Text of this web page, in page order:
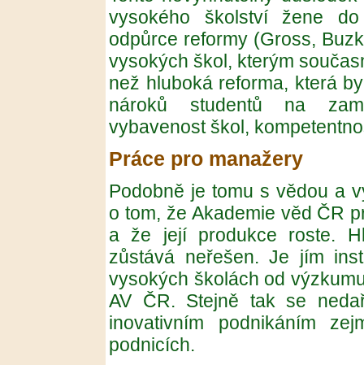
vysokého školství žene
odpůrce reformy (Gross,
vysokých škol, kterým
než hluboká reforma, která
nároků studentů na
vybavenost škol,
Práce pro manažery
Podobně je tomu s vědou a
o tom, že Akademie věd ČR
a že její produkce roste.
zůstává neřešen. Je jím
vysokých školách od
AV ČR. Stejně tak se
inovativním podnikáním
podnicích.